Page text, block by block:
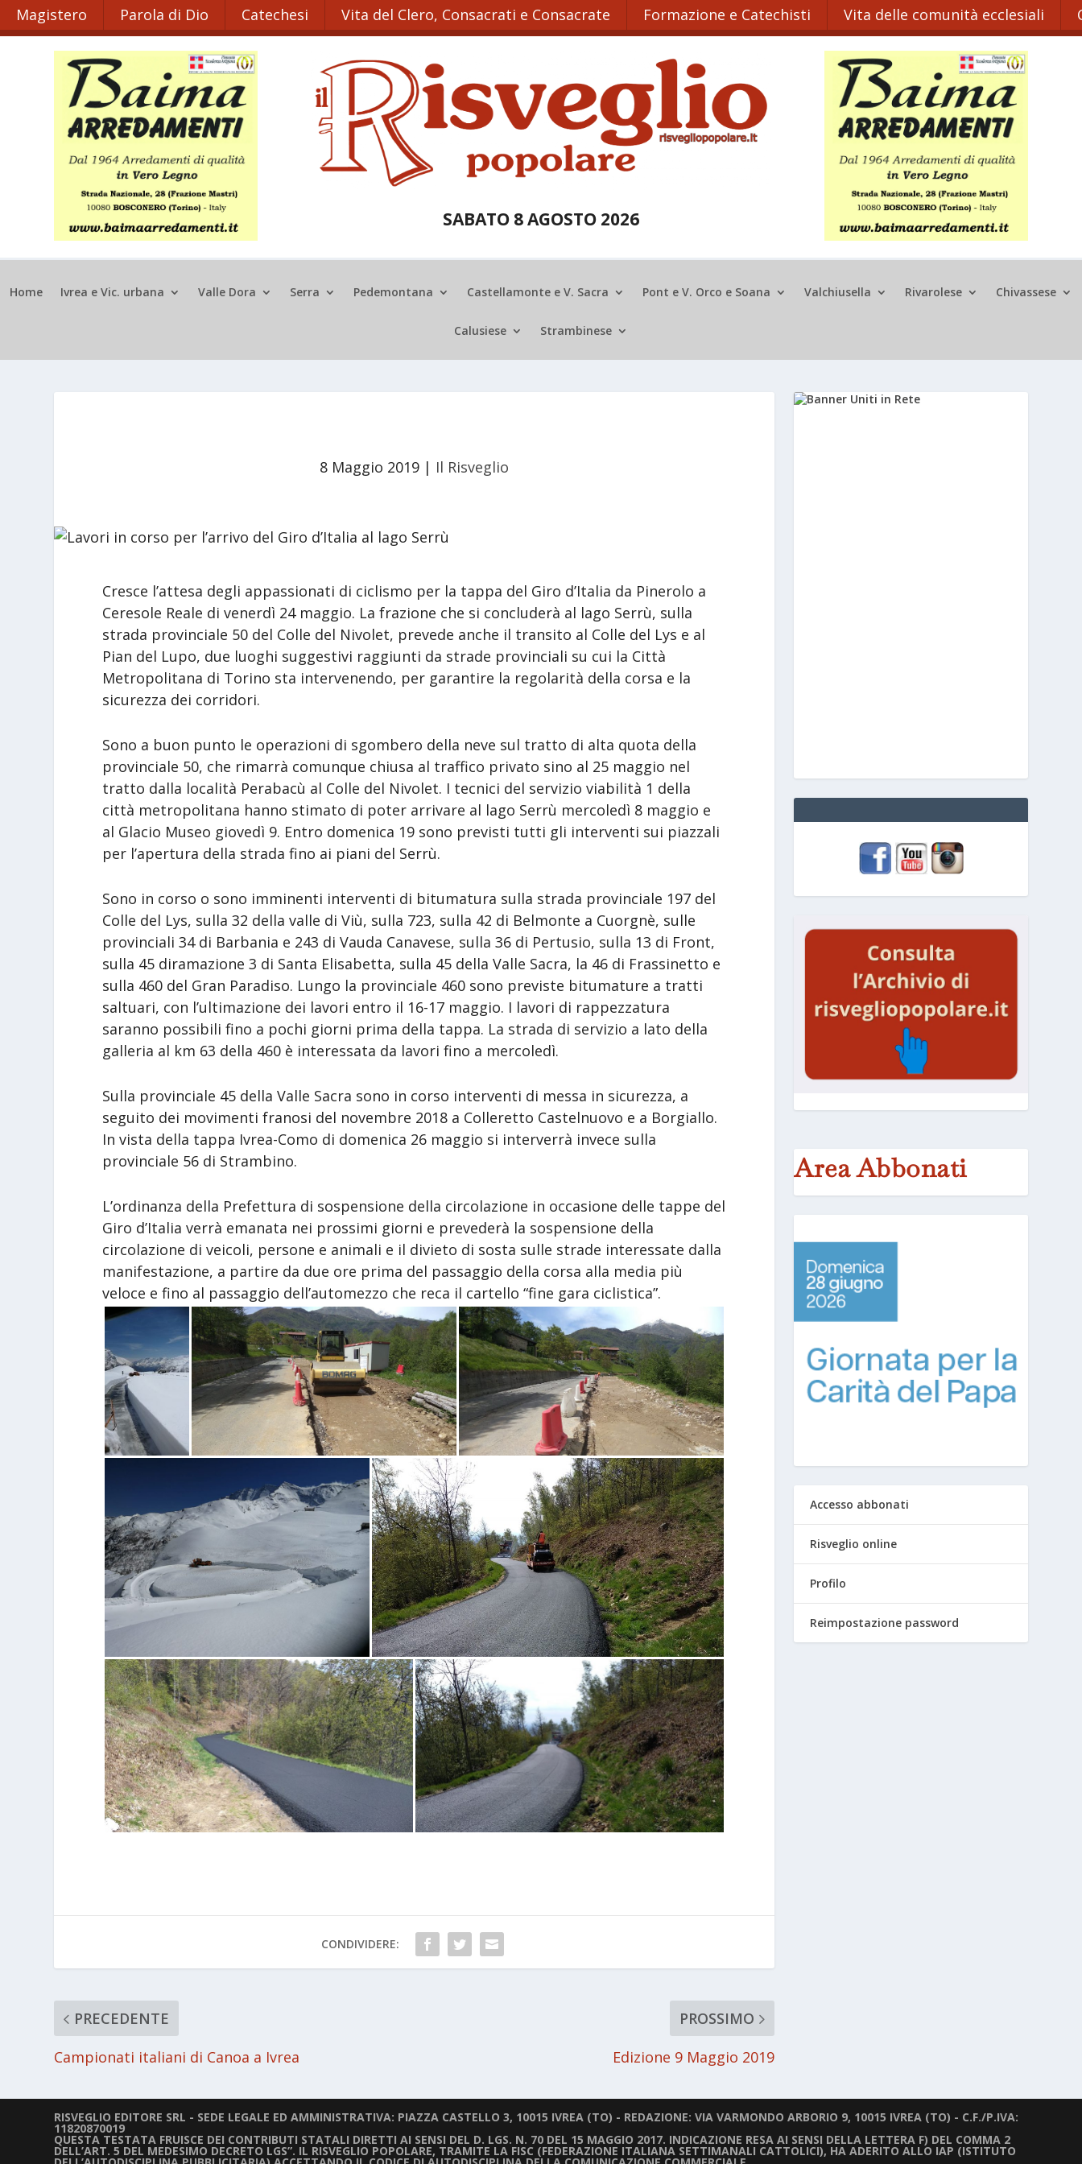
Magistero Parola di Dio Catechesi Vita del Clero, Consacrati e Consacrate Formazione e Catechisti Vita delle comunità ecclesiali
SABATO 8 AGOSTO 2026
Home Ivrea e Vic. urbana Valle Dora Serra Pedemontana Castellamonte e V. Sacra Pont e V. Orco e Soana Valchiusella Rivarolese Chivassese
Calusiese Strambinese
8 Maggio 2019 | Il Risveglio
Cresce l’attesa degli appassionati di ciclismo per la tappa del Giro d’Italia da Pinerolo a
Ceresole Reale di venerdì 24 maggio. La frazione che si concluderà al lago Serrù, sulla
strada provinciale 50 del Colle del Nivolet, prevede anche il transito al Colle del Lys e al
Pian del Lupo, due luoghi suggestivi raggiunti da strade provinciali su cui la Città
Metropolitana di Torino sta intervenendo, per garantire la regolarità della corsa e la
sicurezza dei corridori.
Sono a buon punto le operazioni di sgombero della neve sul tratto di alta quota della
provinciale 50, che rimarrà comunque chiusa al traffico privato sino al 25 maggio nel
tratto dalla località Perabacù al Colle del Nivolet. I tecnici del servizio viabilità 1 della
città metropolitana hanno stimato di poter arrivare al lago Serrù mercoledì 8 maggio e
al Glacio Museo giovedì 9. Entro domenica 19 sono previsti tutti gli interventi sui piazzali
per l’apertura della strada fino ai piani del Serrù.
Sono in corso o sono imminenti interventi di bitumatura sulla strada provinciale 197 del
Colle del Lys, sulla 32 della valle di Viù, sulla 723, sulla 42 di Belmonte a Cuorgnè, sulle
provinciali 34 di Barbania e 243 di Vauda Canavese, sulla 36 di Pertusio, sulla 13 di Front,
sulla 45 diramazione 3 di Santa Elisabetta, sulla 45 della Valle Sacra, la 46 di Frassinetto e
sulla 460 del Gran Paradiso. Lungo la provinciale 460 sono previste bitumature a tratti
saltuari, con l’ultimazione dei lavori entro il 16-17 maggio. I lavori di rappezzatura
saranno possibili fino a pochi giorni prima della tappa. La strada di servizio a lato della
galleria al km 63 della 460 è interessata da lavori fino a mercoledì.
Sulla provinciale 45 della Valle Sacra sono in corso interventi di messa in sicurezza, a
seguito dei movimenti franosi del novembre 2018 a Colleretto Castelnuovo e a Borgiallo.
In vista della tappa Ivrea-Como di domenica 26 maggio si interverrà invece sulla
provinciale 56 di Strambino.
L’ordinanza della Prefettura di sospensione della circolazione in occasione delle tappe del
Giro d’Italia verrà emanata nei prossimi giorni e prevederà la sospensione della
circolazione di veicoli, persone e animali e il divieto di sosta sulle strade interessate dalla
manifestazione, a partire da due ore prima del passaggio della corsa alla media più
veloce e fino al passaggio dell’automezzo che reca il cartello “fine gara ciclistica”.
CONDIVIDERE:
PRECEDENTE
Campionati italiani di Canoa a Ivrea
PROSSIMO
Edizione 9 Maggio 2019
Area Abbonati
Accesso abbonati
Risveglio online
Profilo
Reimpostazione password
RISVEGLIO EDITORE SRL - SEDE LEGALE ED AMMINISTRATIVA: PIAZZA CASTELLO 3, 10015 IVREA (TO) - REDAZIONE: VIA VARMONDO ARBORIO 9, 10015 IVREA (TO) - C.F./P.IVA:
11820870019
QUESTA TESTATA FRUISCE DEI CONTRIBUTI STATALI DIRETTI AI SENSI DEL D. LGS. N. 70 DEL 15 MAGGIO 2017. INDICAZIONE RESA AI SENSI DELLA LETTERA F) DEL COMMA 2
DELL’ART. 5 DEL MEDESIMO DECRETO LGS”. IL RISVEGLIO POPOLARE, TRAMITE LA FISC (FEDERAZIONE ITALIANA SETTIMANALI CATTOLICI), HA ADERITO ALLO IAP (ISTITUTO